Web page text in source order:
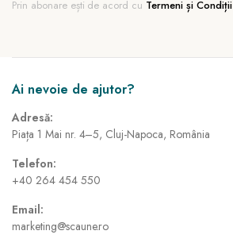
Prin abonare ești de acord cu Termeni și Condiții
Ai nevoie de ajutor?
Adresă:
Piața 1 Mai nr. 4–5, Cluj-Napoca, România
Telefon:
+40 264 454 550
Email:
marketing@scaune.ro